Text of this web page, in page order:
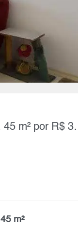
Apartamento, 1
45 m²